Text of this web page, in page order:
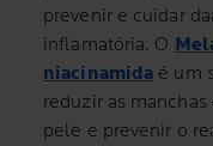
prevenir e cuidar
inflamatória. O
niacinamida é um
reduzir as
pele e prevenir o